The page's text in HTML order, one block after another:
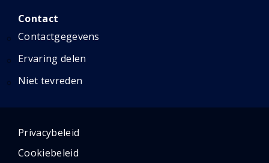
Contact
Contactgegevens
Ervaring delen
Niet tevreden
Privacybeleid
Cookiebeleid